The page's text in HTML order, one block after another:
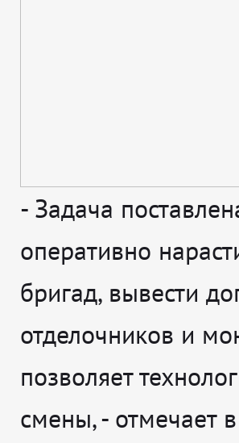
- Задача
оперативно
бригад, вывести
отделочников и
позволяет
смены, - отмечает